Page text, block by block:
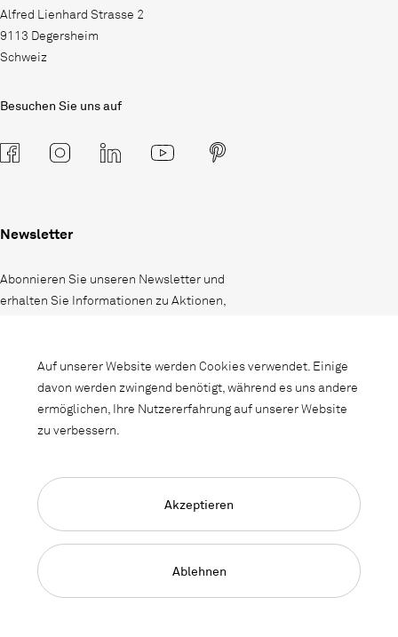
Alfred Lienhard Strasse 2
9113 Degersheim
Schweiz
Besuchen Sie uns auf
Newsletter
Abonnieren Sie unseren Newsletter und
erhalten Sie Informationen zu Aktionen,
Language Navigation
Deutsch
Impressum AGB
Auf unserer Website werden Cookies verwendet. Einige
davon werden zwingend benötigt, während es uns andere
ermöglichen, Ihre Nutzererfahrung auf unserer Website
zu verbessern.
Ablehnen
Akzeptieren